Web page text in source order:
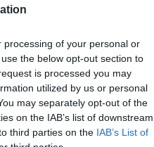
of your personal or
the below opt-out section to
is processed you may
utilized by us or personal
may separately opt-out of the
on the IAB’s list of downstream
third parties on the IAB’s List of